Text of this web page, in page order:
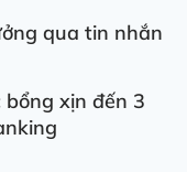
qua tin nhắn
xịn đến 3